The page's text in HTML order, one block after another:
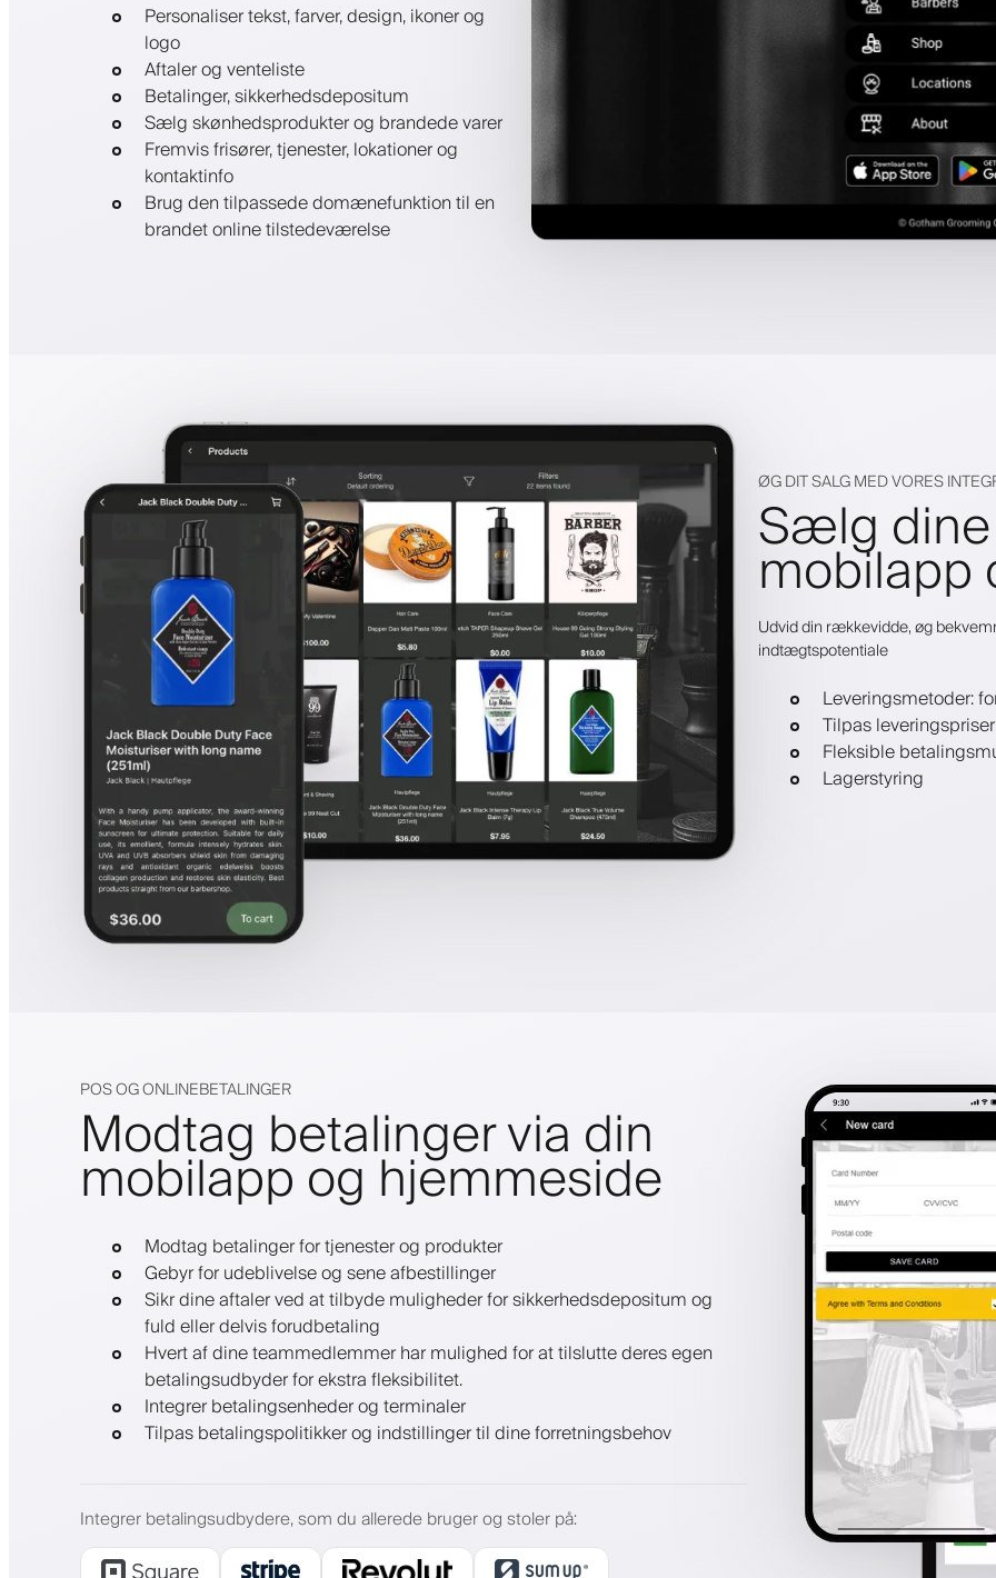
Personaliser tekst, farver, design, ikoner og
logo
Aftaler og venteliste
Betalinger, sikkerhedsdepositum
Sælg skønhedsprodukter og brandede varer
Fremvis frisører, tjenester, lokationer og
kontaktinfo
Brug den tilpassede domænefunktion til en
brandet online tilstedeværelse
ØG DIT SALG MED VORES
Sælg
mobilapp
Udvid din rækkevidde, øg
indtægtspotentiale
Leveringsmetoder:
Tilpas
Fleksible
Lagerstyring
POS OG ONLINEBETALINGER
Modtag betalinger via din
mobilapp og hjemmeside
Modtag betalinger for tjenester og produkter
Gebyr for udeblivelse og sene afbestillinger
Sikr dine aftaler ved at tilbyde muligheder for sikkerhedsdepositum og
fuld eller delvis forudbetaling
Hvert af dine teammedlemmer har mulighed for at tilslutte deres egen
betalingsudbyder for ekstra fleksibilitet.
Integrer betalingsenheder og terminaler
Tilpas betalingspolitikker og indstillinger til dine forretningsbehov
Integrer betalingsudbydere, som du allerede bruger og stoler på: